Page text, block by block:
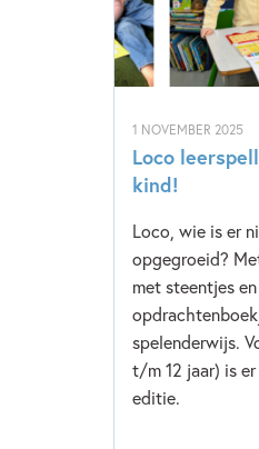
1 NOVEMBER 2025
Loco
kind!
Loco, wie is er
opgegroeid?
met steentjes
spelenderwijs.
t/m 12 jaar) is
editie.